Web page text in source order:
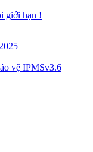
giới hạn !
vệ IPMSv3.6